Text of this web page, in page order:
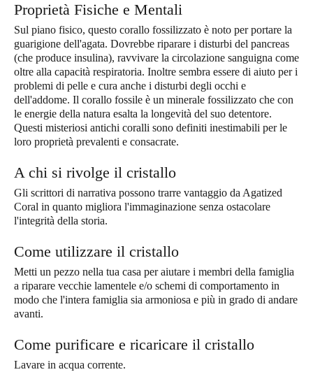
Proprietà Fisiche e Mentali
Sul piano fisico, questo corallo fossilizzato è noto per portare la
guarigione dell'agata. Dovrebbe riparare i disturbi del pancreas
(che produce insulina), ravvivare la circolazione sanguigna come
oltre alla capacità respiratoria. Inoltre sembra essere di aiuto per i
problemi di pelle e cura anche i disturbi degli occhi e
dell'addome. Il corallo fossile è un minerale fossilizzato che con
le energie della natura esalta la longevità del suo detentore.
Questi misteriosi antichi coralli sono definiti inestimabili per le
loro proprietà prevalenti e consacrate.
A chi si rivolge il cristallo
Gli scrittori di narrativa possono trarre vantaggio da Agatized
Coral in quanto migliora l'immaginazione senza ostacolare
l'integrità della storia.
Come utilizzare il cristallo
Metti un pezzo nella tua casa per aiutare i membri della famiglia
a riparare vecchie lamentele e/o schemi di comportamento in
modo che l'intera famiglia sia armoniosa e più in grado di andare
avanti.
Come purificare e ricaricare il cristallo
Lavare in acqua corrente.